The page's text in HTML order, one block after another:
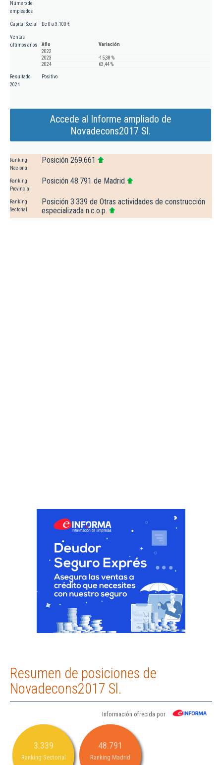
Número de
empleados
Capital Social De 0 a 3.100 €
Ventas
últimos años
Año
Variación
2022
2023
-15,38 %
2024
63,44 %
Resultado
2024
Positivo
Accede al Informe ampliado de
Novadecons2017 Sl.
Ranking
Nacional
Posición 269.661
Ranking
Provincial
Posición 48.791 de Madrid
Ranking
Sectorial
Posición 3.339 de Otras actividades de construcción
especializada n.c.o.p.
Resumen de posiciones de
Novadecons2017 Sl.
Información ofrecida por
3.339
Ranking Sectorial
48.791
Ranking Madrid